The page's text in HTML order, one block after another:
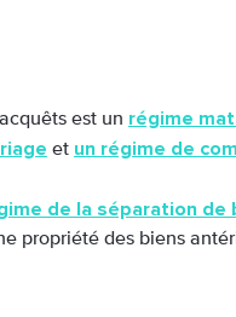
est un régime
et un régime de
de la séparation de
propriété des biens